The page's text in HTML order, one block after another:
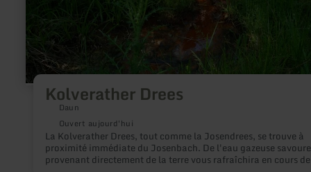
Kolverather Drees
Daun
Ouvert aujourd'hui
La Kolverather Drees, tout comme la Josendrees, se trouve à
proximité immédiate du Josenbach. De l'eau gazeuse
provenant directement de la terre vous rafraîchira en cours de